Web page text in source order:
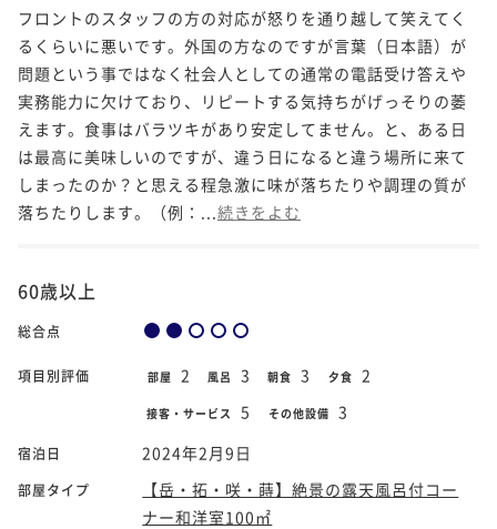
フロントのスタッフの方の対応が怒りを通り越して笑えてく
るくらいに悪いです。外国の方なのですが言葉（日本語）が
問題という事ではなく社会人としての通常の電話受け答えや
実務能力に欠けており、リピートする気持ちがげっそりの萎
えます。食事はバラツキがあり安定してません。と、ある日
は最高に美味しいのですが、違う日になると違う場所に来て
しまったのか？と思える程急激に味が落ちたりや調理の質が
落ちたりします。（例：... 続きをよむ
60歳以上
総合点
項目別評価 部屋 2 風呂 3 朝食 3 夕食 2
接客・サービス 5 その他設備 3
宿泊日 2024年2月9日
部屋タイプ
【岳・拓・咲・蒔】絶景の露天風呂付コー
ナー和洋室100㎡